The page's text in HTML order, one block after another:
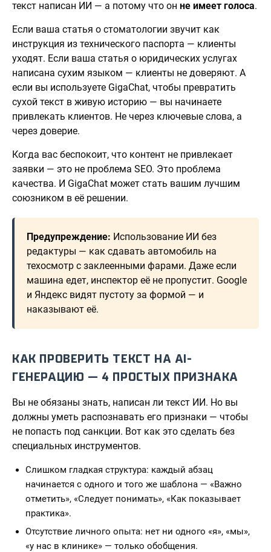
текст написан ИИ — а потому что он не имеет голоса.
Если ваша статья о стоматологии звучит как
инструкция из технического паспорта — клиенты
уходят. Если ваша статья о юридических услугах
написана сухим языком — клиенты не доверяют. А
если вы используете GigaChat, чтобы превратить
сухой текст в живую историю — вы начинаете
привлекать клиентов. Не через ключевые слова, а
через доверие.
Когда вас беспокоит, что контент не привлекает
заявки — это не проблема SEO. Это проблема
качества. И GigaChat может стать вашим лучшим
союзником в её решении.
Предупреждение: Использование ИИ без
редактуры — как сдавать автомобиль на
техосмотр с заклеенными фарами. Даже если
машина едет, инспектор её не пропустит. Google
и Яндекс видят пустоту за формой — и
наказывают её.
КАК ПРОВЕРИТЬ ТЕКСТ НА AI-
ГЕНЕРАЦИЮ — 4 ПРОСТЫХ ПРИЗНАКА
Вы не обязаны знать, написан ли текст ИИ. Но вы
должны уметь распознавать его признаки — чтобы
не попасть под санкции. Вот как это сделать без
специальных инструментов.
Слишком гладкая структура: каждый абзац
начинается с одного и того же шаблона — «Важно
отметить», «Следует понимать», «Как показывает
практика».
Отсутствие личного опыта: нет ни одного «я», «мы»,
«у нас в клинике» — только обобщения.